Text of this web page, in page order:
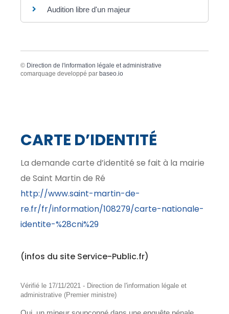
Audition libre d'un majeur
© Direction de l'information légale et administrative
comarquage developpé par baseo.io
CARTE D’IDENTITÉ
La demande carte d’identité se fait à la mairie
de Saint Martin de Ré
http://www.saint-martin-de-
re.fr/fr/information/108279/carte-nationale-
identite-%28cni%29
(infos du site Service-Public.fr)
Vérifié le 17/11/2021 - Direction de l'information légale et
administrative (Premier ministre)